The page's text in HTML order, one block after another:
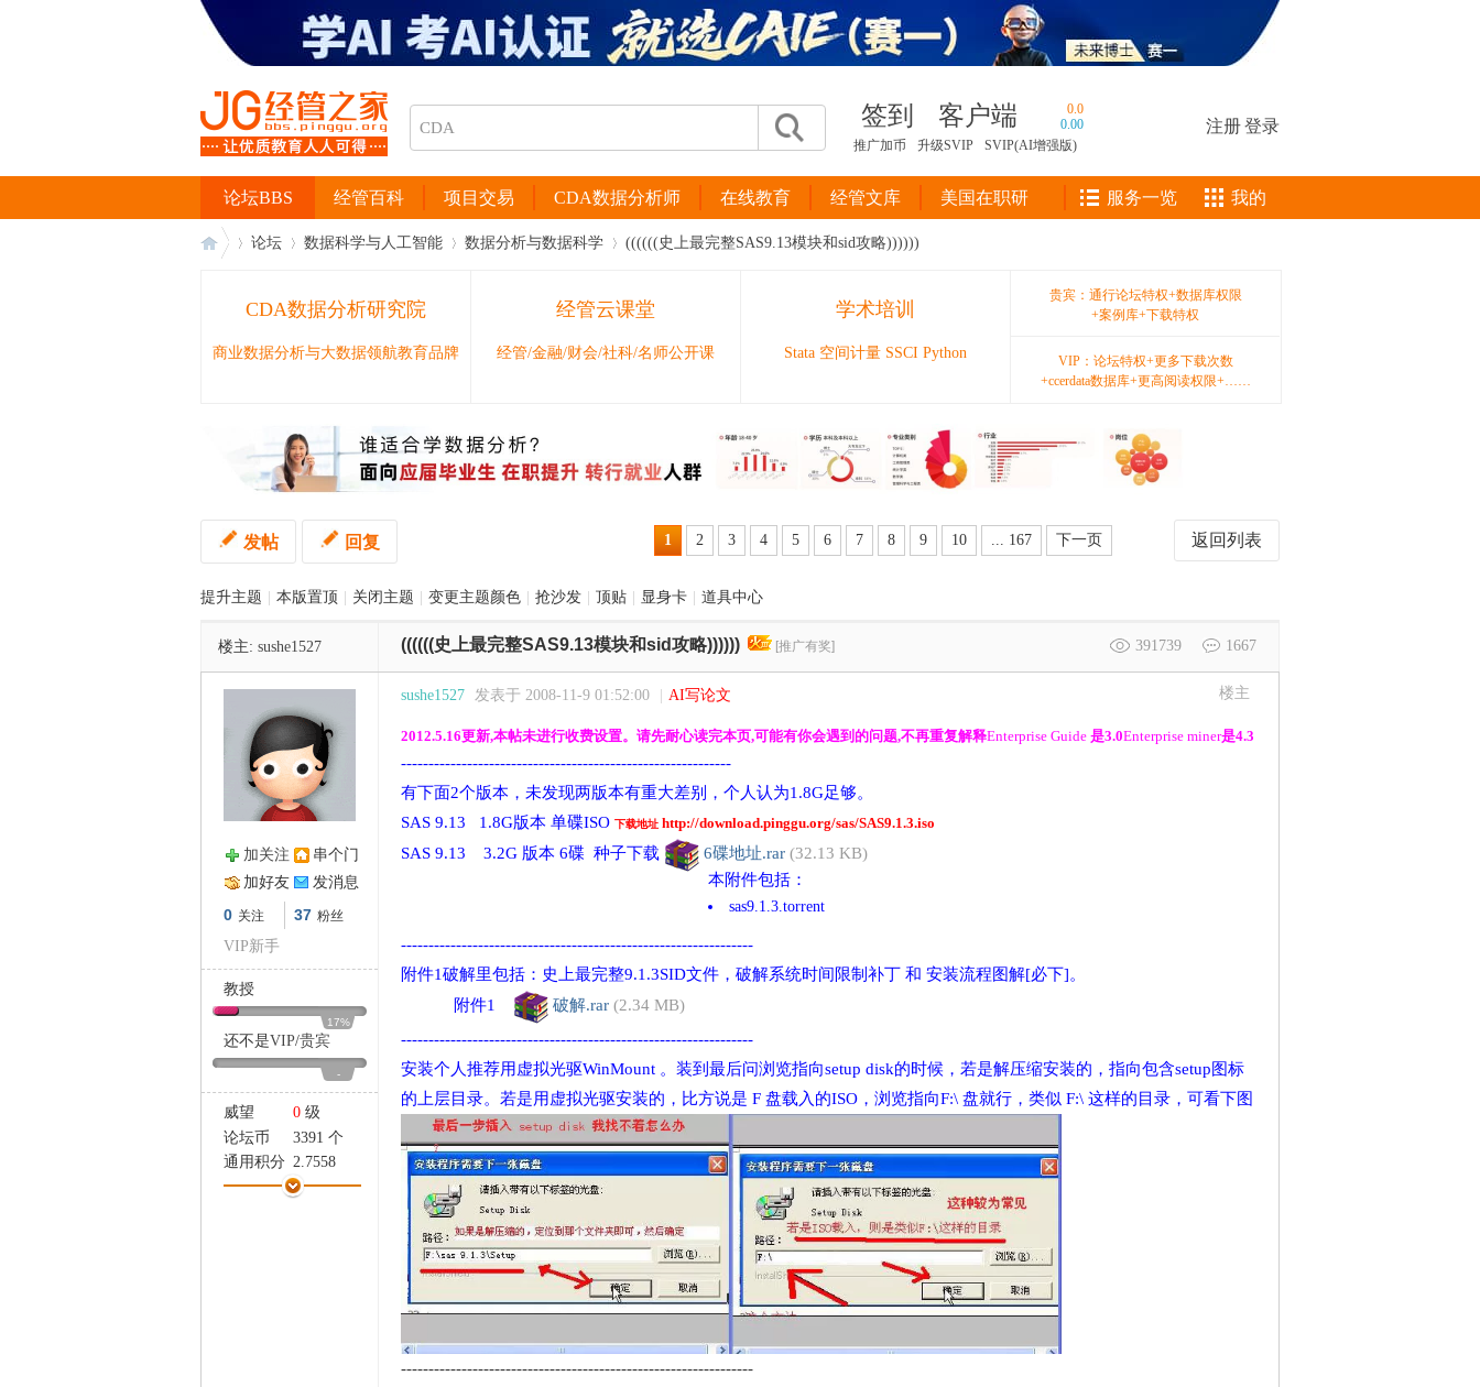
签到 客户端
0.0
0.00
推广加币
升级SVIP SVIP(AI增强版)
注册登录
经管百科 项目交易 CDA数据分析师 在线教育 经管文库 美国在职研
论坛BBS 服务一览 我的
论坛 数据科学与人工智能 数据分析与数据科学 ((((((史上最完整SAS9.13模块和sid攻略))))))
CDA数据分析研究院
商业数据分析与大数据领航教育品牌
经管云课堂
经管/金融/财会/社科/名师公开课
学术培训
Stata 空间计量 SSCI Python
贵宾：通行论坛特权+数据库权限
+案例库+下载特权
VIP：论坛特权+更多下载次数
+ccerdata数据库+更高阅读权限+……
返回列表
1 2 3 4 5 6 7 8 9 10 ... 167 下一页
发帖 回复
提升主题 本版置顶 关闭主题 变更主题颜色 抢沙发 顶贴 显身卡 道具中心
楼主: sushe1527 391739 1667
((((((史上最完整SAS9.13模块和sid攻略)))))) [推广有奖]
加关注
串个门
加好友
发消息
0 关注 37 粉丝
VIP新手
教授
17%
还不是VIP/贵宾
-
威望 0 级
论坛币
3391 个
通用积分 2.7558
学术水平
125 点
楼主
sushe1527 发表于 2008-11-9 01:52:00 AI写论文
2012.5.16更新,本帖未进行收费设置。 请先耐心读完本页,可能有你会遇到的问题,不再重复解释Enterprise Guide 是3.0Enterprise miner是4.3
------------------------------------------------------------
有下面2个版本，未发现两版本有重大差别，个人认为1.8G足够。
SAS 9.13 1.8G版本 单碟ISO 下载地址 http://download.pinggu.org/sas/SAS9.1.3.iso
SAS 9.13 3.2G 版本 6碟 种子下载 6碟地址.rar (32.13 KB)
本附件包括：
sas9.1.3.torrent
----------------------------------------------------------------
附件1破解里包括： 史上最完整9.1.3SID文件，破解系统时间限制补丁 和 安装流程图解[必下]。
附件1
破解.rar (2.34 MB)
----------------------------------------------------------------
安装个人推荐用虚拟光驱WinMount 。 装到最后问浏览指向setup disk的时候，若是解压缩安装的，指向包含setup图标
的上层目录。 若是用虚拟光驱安装的， 比方说是 F 盘载入的ISO，浏览指向F:\ 盘就行 ， 类似 F:\ 这样的目录， 可看下图
----------------------------------------------------------------